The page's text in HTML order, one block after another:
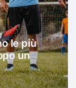
le più
un